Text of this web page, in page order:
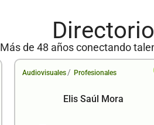
Directorio
Más de 48 años conectando
Audiovisuales / Profesionales
Elis Saúl Mora